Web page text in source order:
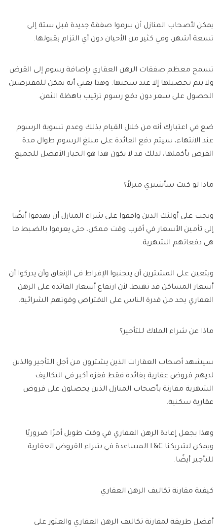
يمكن لأصحاب المنازل أن يبرموا صفقة جديدة قبل ستة إلى
تسعة أشهر، وفي كثير من الأحيان دون أي التزام بقبولها.
تسمح معظم صفقات الرهن العقاري بإضافة رسوم إلى القرض
ولا يتم تحصيلها إلا عند سحبها. وهذا يعني أنه يمكن للمقترضين
الحصول على سعر دون دفع رسوم ترتيب باهظة الثمن.
ضع في اعتبارك أنه من خلال القيام بذلك وعدم تسوية الرسوم
عند الانتهاء، سيتم دفع الفائدة على مبلغ الرسوم طوال مدة
القرض بأكملها، لذلك قد لا يكون هذا هو الخيار الأفضل للجميع.
ماذا لو كنت سأشتري منزلاً؟
ويجب على أولئك الذين وافقوا على شراء المنازل أن يهدفوا أيضًا
إلى تأمين الأسعار في أقرب وقت ممكن، حتى يعرفوا بالضبط ما
هي دفعاتهم الشهرية.
ويتعين على المشترين أن يتجنبوا الإفراط في الإنفاق وأن يدركوا أن
أسعار المساكن قد تهبط، لأن ارتفاع أسعار الفائدة على الرهن
العقاري يحد من قدرة الناس على الاقتراض وقوتهم الشرائية.
ماذا عن شراء الملاك للتأجير؟
سيشهد أصحاب العقارات الذين يشترون من أجل التأجير والذين
لديهم قروض عقارية بفائدة فقط قفزة أكبر في التكاليف
الشهرية مقارنة بأصحاب المنازل الذين يحصلون على قروض
عقارية سكنية.
وهذا يجعل إعادة الرهن العقاري في وقت طويل أمرًا ضروريًا
ويمكن لشريكنا L&C المساعدة في شراء القروض العقارية
للتأجير أيضًا.
كيفية مقارنة تكاليف الرهن العقاري
أفضل طريقة لمقارنة تكاليف الرهن العقاري والعثور على